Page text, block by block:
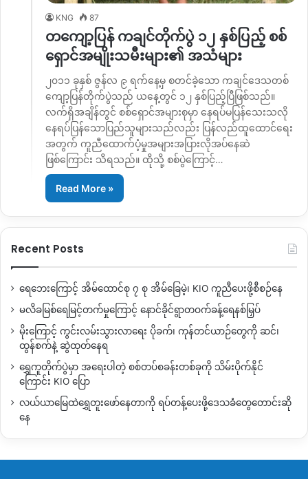
KNG 87
တကျော့ပြန် ကချင်တိုက်ပွဲ ၁၂ နှစ်ပြည့် စစ်
ရှောင်အမျိုးသမီးများ၏ အသံများ
၂၀၁၁ ခုနှစ် ဇွန်လ ၉ ရက်နေ့မှ စတင်ခဲ့သော ကချင်ဒေသတစ်
ကျော့ပြန်တိုက်ပွဲသည် ယနေ့တွင် ၁၂ နှစ်ပြည့်ပြီဖြစ်သည်။
လက်ရှိအချိန်တွင် စစ်ရှောင်အများစုမှာ နေရပ်မပြန်သေးသလို
နေရပ်ပြန်သောပြည်သူများသည်လည်း ပြန်လည်ထူထောင်ရေး
အတွက် ကူညီထောက်ပံ့မှုအများအပြားလိုအပ်နေဆဲ
ဖြစ်ကြောင်း သိရသည်။ ထိုသို့ စစ်ပွဲကြောင့်…
Read More »
Recent Posts
ရေဘေးကြောင့် အိမ်ထောင်စု ၇ စု အိမ်ခြေမဲ့၊ KIO ကူညီပေးဖို့စီစဉ်နေ
မလိခမြစ်ရေမြင့်တက်မှုကြောင့် နောင်ခိုင်ရွာတဝက်ခန့်ရေနစ်မြှပ်
မိုးကြောင့် ကွင်းလမ်းသွားလာရေး ပိုခက်၊ ကုန်တင်ယာဉ်တွေကို ဆင်၊
ထွန်စက်နဲ့ ဆွဲထုတ်နေရ
ရွှေကူတိုက်ပွဲမှာ အရေးပါတဲ့ စစ်တပ်စခန်းတစ်ခုကို သိမ်းပိုက်နိုင်
ကြောင်း KIO ပြော
လယ်ယာမြေထဲရွှေတူးဖော်နေတာကို ရပ်တန့်ပေးဖို့ဒေသခံတွေတောင်းဆို
နေ